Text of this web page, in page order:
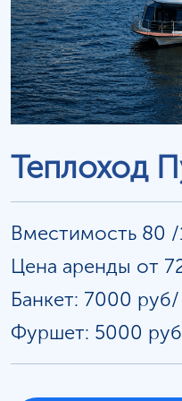
Теплоход
Вместимость 80 /
Цена аренды от
Банкет: 7000 руб/
Фуршет: 5000